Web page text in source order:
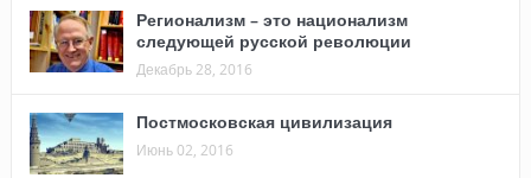
Регионализм – это национализм
следующей русской революции
Декабрь 28, 2016
Постмосковская цивилизация
Июнь 02, 2016